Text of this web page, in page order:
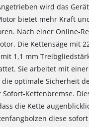
wird das
bietet mehr Kraft
Nach einer Online-
Die Kettensäge mit
1,1 mm
Sie arbeitet mit einer
optimale Sicherheit
Kettenbremse.
die Kette
diese